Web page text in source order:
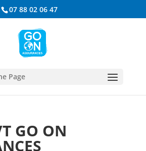
07 88 02 06 47
Page
GO ON